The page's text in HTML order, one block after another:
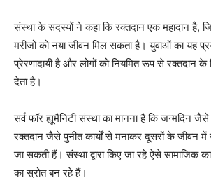
संस्था के सदस्यों ने कहा कि रक्तदान एक महादान
मरीजों को नया जीवन मिल सकता है। युवाओं का यह
प्रेरणादायी है और लोगों को नियमित रूप से
देता है।
सर्व फॉर ह्यूमैनिटी संस्था का मानना है कि जन्मदिन
रक्तदान जैसे पुनीत कार्यों से मनाकर दूसरों के जीवन में
जा सकती हैं। संस्था द्वारा किए जा रहे ऐसे सामाजिक
का स्रोत बन रहे हैं।